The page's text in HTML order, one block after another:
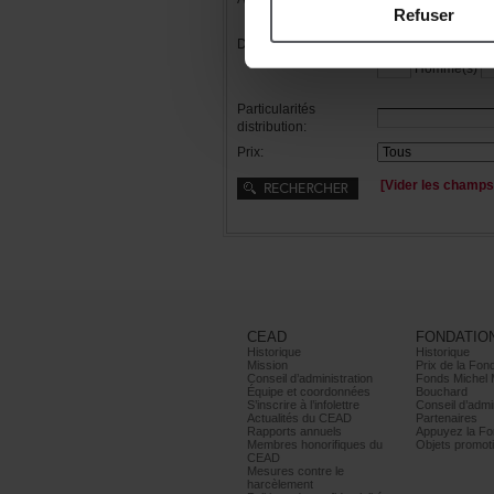
Refuser
Distribution: Femme(s)
Homme(s)
Particularités
distribution:
Prix:
CEAD
Historique
Mission
Conseild’administration
Équipeetcoordonnées
S’inscrireàl’infolettre
ActualitésduCEAD
Rapportsannuels
Membreshonorifiquesdu
CEAD
Mesurescontrele
harcèlement
Historique
Bouchard
Partenaires